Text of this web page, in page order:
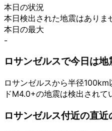
本日の状況
本日検出された地震はありま
本日の最大
-
ロサンゼルスで今日は地
ロサンゼルスから半径
ドM4.0+の地震は検出されて
ロサンゼルス付近の直